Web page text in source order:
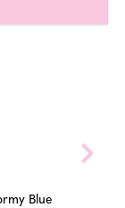
pour Gazelle S -